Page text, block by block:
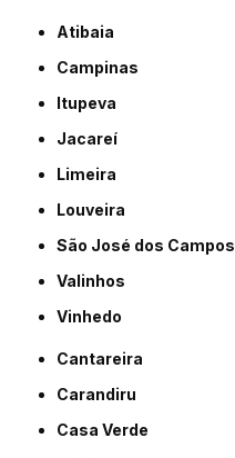
Atibaia
Campinas
Itupeva
Jacareí
Limeira
Louveira
São José dos Campos
Valinhos
Vinhedo
Cantareira
Carandiru
Casa Verde